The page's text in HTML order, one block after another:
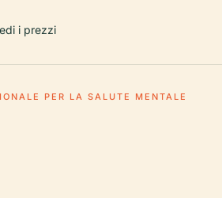
i prezzi
PER LA SALUTE MENTALE